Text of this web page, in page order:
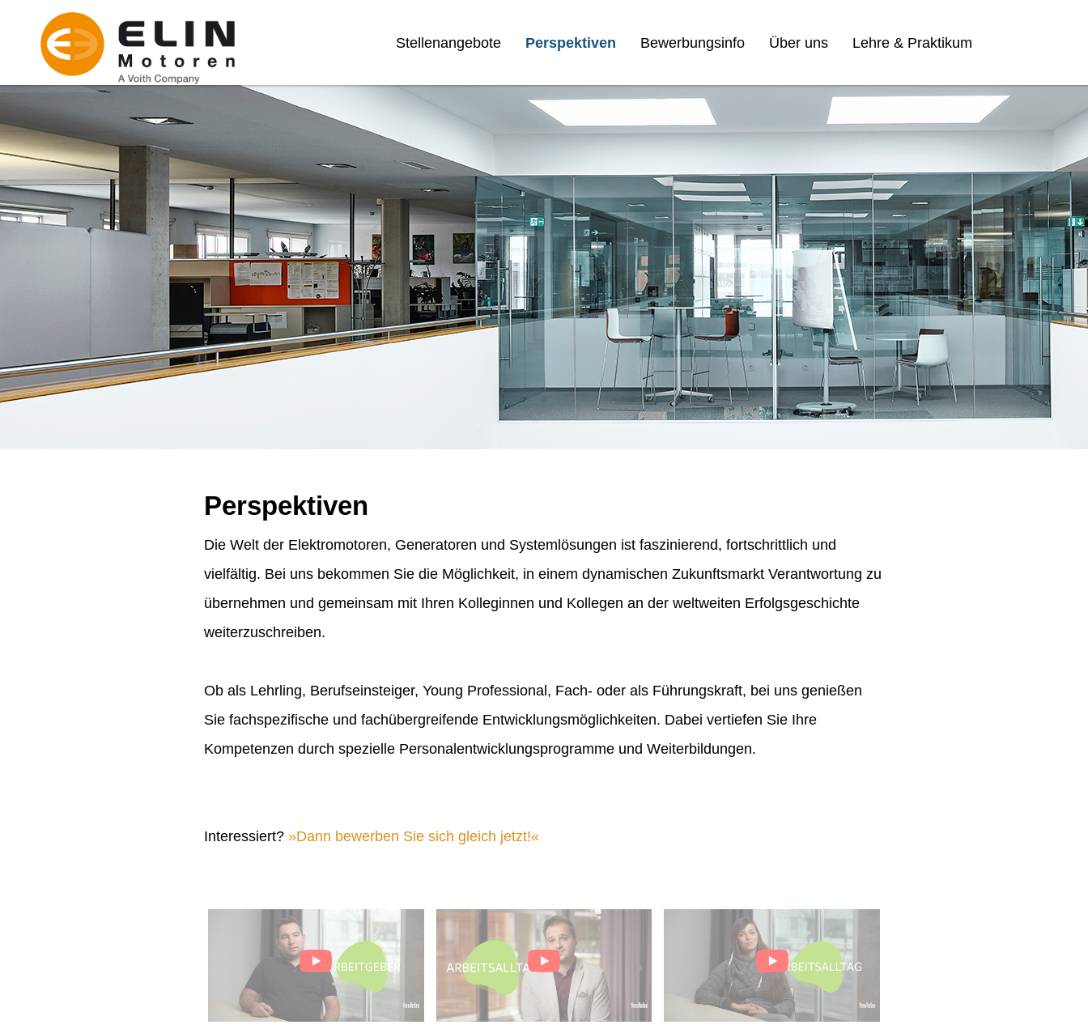
Stellenangebote Perspektiven Bewerbungsinfo Über uns Lehre & Praktikum
Perspektiven
Die Welt der Elektromotoren, Generatoren und Systemlösungen ist faszinierend, fortschrittlich und
vielfältig. Bei uns bekommen Sie die Möglichkeit, in einem dynamischen Zukunftsmarkt Verantwortung zu
übernehmen und gemeinsam mit Ihren Kolleginnen und Kollegen an der weltweiten Erfolgsgeschichte
weiterzuschreiben.
Ob als Lehrling, Berufseinsteiger, Young Professional, Fach- oder als Führungskraft, bei uns genießen
Sie fachspezifische und fachübergreifende Entwicklungsmöglichkeiten. Dabei vertiefen Sie Ihre
Kompetenzen durch spezielle Personalentwicklungsprogramme und Weiterbildungen.
Interessiert? Dann bewerben Sie sich gleich jetzt!